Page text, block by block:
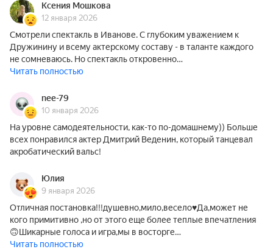
Ксения Мошкова
12 января 2026
Смотрели спектакль в Иванове. С глубоким уважением к
Дружинину и всему актерскому составу - в таланте каждого
не сомневаюсь. Но спектакль откровенно…
Читать полностью
nee-79
10 января 2026
На уровне самодеятельности, как-то по-домашнему)) Больше
всех понравился актер Дмитрий Веденин, который танцевал
акробатический вальс!
Юлия
9 января 2026
Отличная постановка!!!душевно,мило,весело♥️Да,может не
кого примитивно ,но от этого еще более теплые впечатления
🙃Шикарные голоса и игра,мы в восторге…
Читать полностью